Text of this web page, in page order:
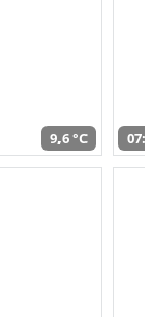
9,6 °C